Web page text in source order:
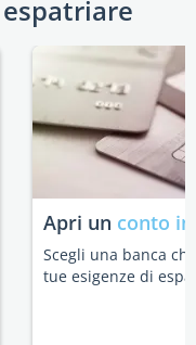
Apri un conto
Scegli una banca
tue esigenze di